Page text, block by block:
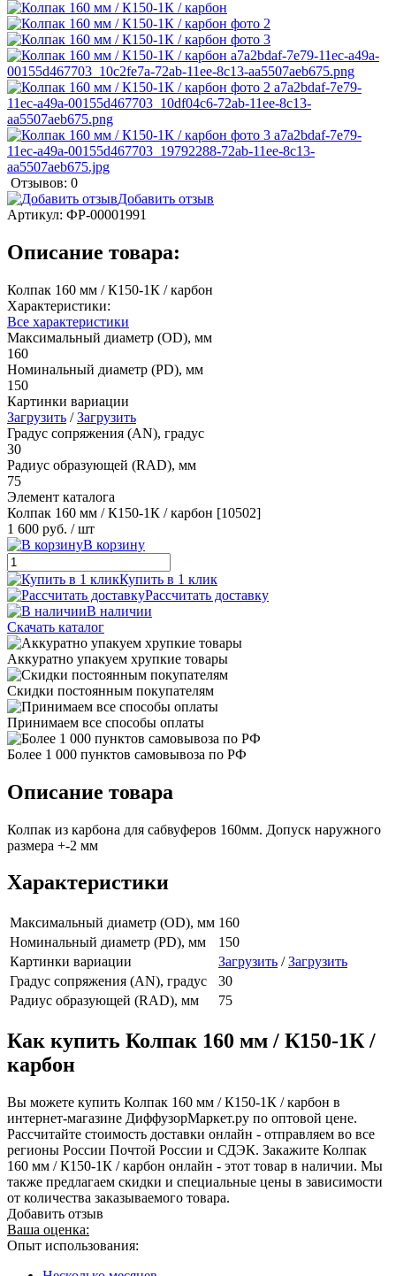
Отзывов: 0
Добавить отзыв
Артикул: ФР-00001991
Описание товара:
Колпак 160 мм / К150-1К / карбон
Характеристики:
Все характеристики
Максимальный диаметр (OD), мм
160
Номинальный диаметр (PD), мм
150
Картинки вариации
Загрузить /Загрузить
Градус сопряжения (AN), градус
30
Радиус образующей (RAD), мм
75
Элемент каталога
Колпак 160 мм / К150-1К / карбон [10502]
1 600 руб. / шт
В корзину
Купить в 1 клик
Рассчитать доставку
В наличии
Скачать каталог
Аккуратно упакуем хрупкие товары
Скидки постоянным покупателям
Принимаем все способы оплаты
Более 1 000 пунктов самовывоза по РФ
Описание товара
Колпак из карбона для сабвуферов 160мм. Допуск наружного
размера +-2 мм
Характеристики
Максимальный диаметр (OD), мм 160
Номинальный диаметр (PD), мм
150
Картинки вариации
Загрузить /Загрузить
Градус сопряжения (AN), градус
30
Радиус образующей (RAD), мм
75
Как купить Колпак 160 мм / К150-1К /
карбон
Вы можете купить Колпак 160 мм / К150-1К / карбон в
интернет-магазине ДиффузорМаркет.ру по оптовой цене.
Рассчитайте стоимость доставки онлайн - отправляем во все
регионы России Почтой России и СДЭК. Закажите Колпак
160 мм / К150-1К / карбон онлайн - этот товар в наличии. Мы
также предлагаем скидки и специальные цены в зависимости
от количества заказываемого товара.
Добавить отзыв
Ваша оценка:
Опыт использования: